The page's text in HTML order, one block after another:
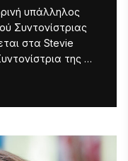
υπάλληλος
Συντονίστριας
στα Stevie
της
αυξανόμενο
σχετικά με